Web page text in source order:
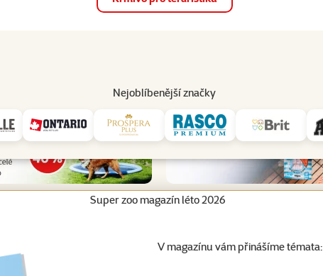
Nejoblíbenější značky
Prodejny Služby
Super zoo magazín léto 2026
V magazínu vám přinášíme témata: